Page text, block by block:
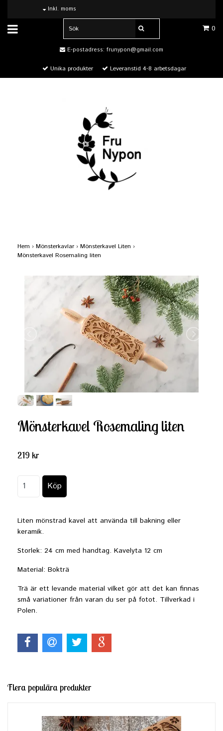
Inkl. moms
0
E-postadress: frunypon@gmail.com
Unika produkter Leveranstid 4-8 arbetsdagar
Hem › Mönsterkavlar › Mönsterkavel Liten ›
Mönsterkavel Rosemaling liten
Mönsterkavel Rosemaling liten
219 kr
Liten mönstrad kavel att använda till bakning eller
keramik.
Storlek: 24 cm med handtag. Kavelyta 12 cm
Material: Bokträ
Trä är ett levande material vilket gör att det kan finnas
små variationer från varan du ser på fotot. Tillverkad i
Polen.
Flera populära produkter